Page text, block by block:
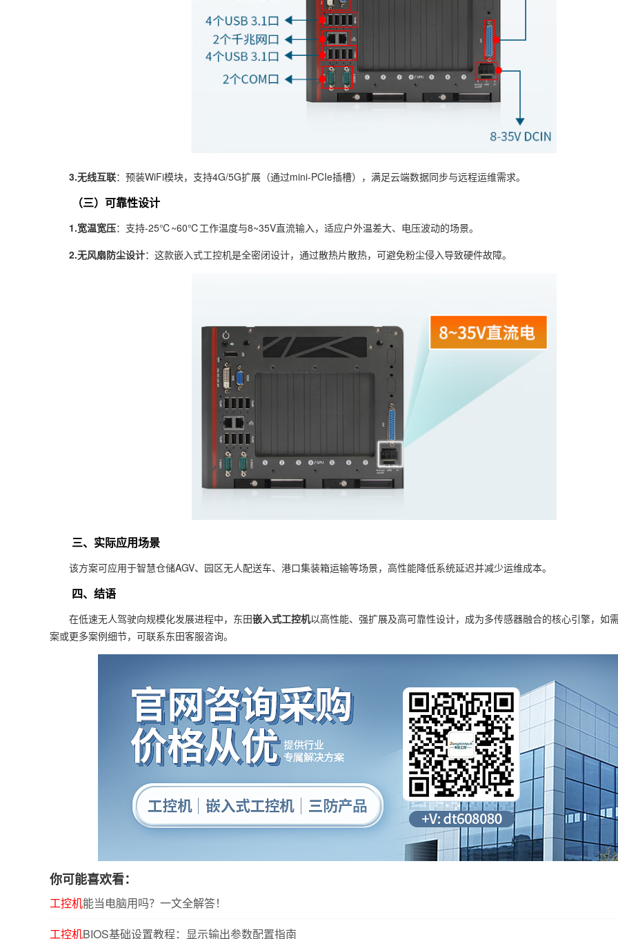
3.无线互联：预装WiFi模块，支持4G/5G扩展（通过mini-PCIe插槽），满足云端数据同步与远程运维需求。
（三）可靠性设计
1.宽温宽压：支持-25℃~60℃工作温度与8~35V直流输入，适应户外温差大、电压波动的场景。
2.无风扇防尘设计：这款嵌入式工控机是全密闭设计，通过散热片散热，可避免粉尘侵入导致硬件故障。
三、实际应用场景
该方案可应用于智慧仓储AGV、园区无人配送车、港口集装箱运输等场景，高性能降低系统延迟并减少运维成本。
四、结语
在低速无人驾驶向规模化发展进程中，东田嵌入式工控机以高性能、强扩展及高可靠性设计，成为多传感器融合的核心引擎，如
案或更多案例细节，可联系东田客服咨询。
你可能喜欢看：
工控机能当电脑用吗？一文全解答！
工控机BIOS基础设置教程：显示输出参数配置指南